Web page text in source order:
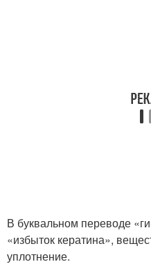
В буквальном переводе
«избыток кератина»,
уплотнение.